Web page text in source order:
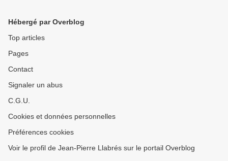
Hébergé par Overblog
Top articles
Pages
Contact
Signaler un abus
C.G.U.
Cookies et données personnelles
Préférences cookies
Voir le profil de Jean-Pierre Llabrés sur le portail Overblog